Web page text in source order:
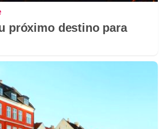
próximo destino para